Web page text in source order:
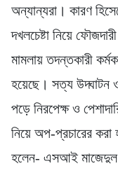
অন্যান্যরা। কারণ
দখলচেষ্টা নিয়ে
মামলায় তদন্তকারী
হয়েছে। সত্য উদ্ঘাটন
পড়ে নিরপেক্ষ ও
নিয়ে অপ-প্রচারের
হলেন- এসআই মাজেদুল